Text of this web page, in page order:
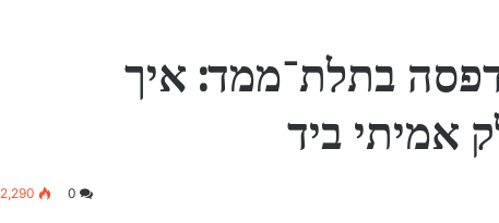
בתלת־ממד: איך
אמיתי ביד
0
2,290